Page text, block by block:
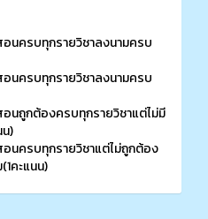
นครบทุกรายวิชาลงนามครบ
นครบทุกรายวิชาลงนามครบ
นถูกต้องครบทุกรายวิชาแต่ไม่มี
)
นครบทุกรายวิชาแต่ไม่ถูกต้อง
คะแนน)